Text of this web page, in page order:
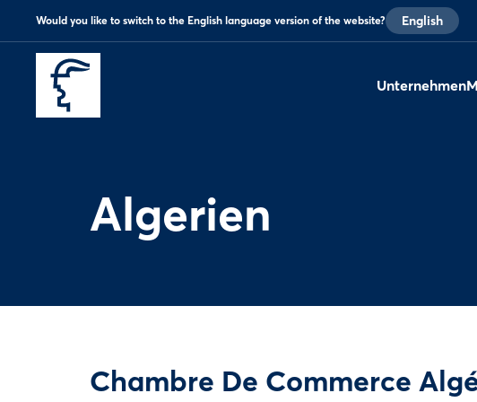
Would you like to switch to the English language version of the website? English
Unternehmen
Algerien
Chambre De Commerce